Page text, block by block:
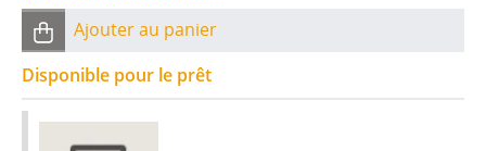
Ajouter au panier
Disponible pour le prêt